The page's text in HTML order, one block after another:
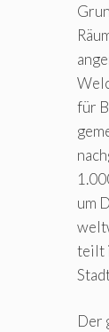
für
um
teilt
Der